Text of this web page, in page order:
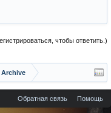
чтобы ответить.)
Archive
Обратная связь Помощь